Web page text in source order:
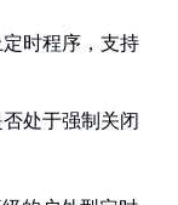
时程序，支持
处于强制关闭